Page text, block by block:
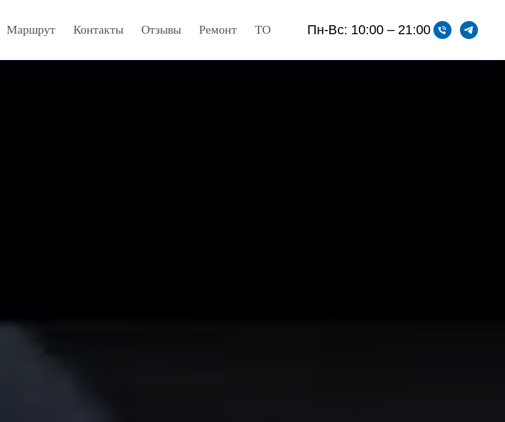
Маршрут Контакты Отзывы Ремонт ТО Пн-Вс: 10:00 – 21:00